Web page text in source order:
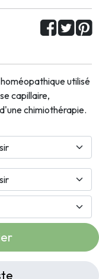
utilisé
capillaire,
chimiothérapie.